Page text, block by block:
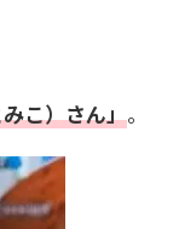
こ）さん」。